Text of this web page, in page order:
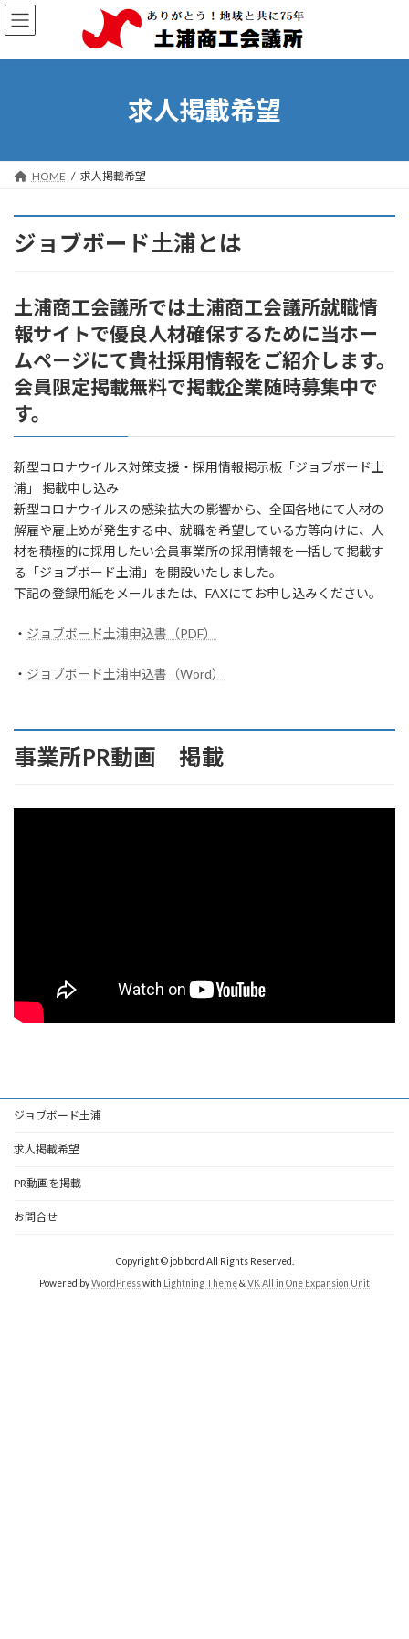
コ
ン
ン
ナ
ビ
ー
求人掲載希望
HOME 求人掲載希望
ジョブボード土浦とは
土浦商工会議所では土浦商工会議所就職情
報サイトで優良人材確保するために当ホー
ムページにて貴社採用情報をご紹介します。
会員限定掲載無料で掲載企業随時募集中で
す。
新型コロナウイルス対策支援・採用情報掲示板「ジョブボード土
浦」 掲載申し込み
新型コロナウイルスの感染拡大の影響から、全国各地にて人材の
解雇や雇止めが発生する中、就職を希望している方等向けに、人
材を積極的に採用したい会員事業所の採用情報を一括して掲載す
る「ジョブボード土浦」を開設いたしました。
下記の登録用紙をメールまたは、FAXにてお申し込みください。
・ ジョブボード土浦申込書（PDF）
・ ジョブボード土浦申込書（Word）
事業所PR動画 掲載
ジョブボード土浦
求人掲載希望
PR動画を掲載
お問合せ
Copyright © job bord All Rights Reserved.
Powered byWordPresswith Lightning Theme& VK All in One Expansion Unit